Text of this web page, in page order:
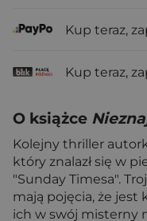
Kup teraz,
Kup teraz,
O książce
Kolejny thriller
który znalazł się w
"Sunday Timesa".
mają pojęcia, że jest
ich w swój misterny